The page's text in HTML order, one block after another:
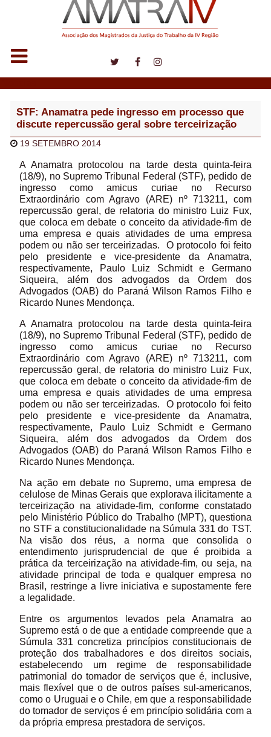
STF: Anamatra pede ingresso em processo que
discute repercussão geral sobre terceirização
19 SETEMBRO 2014
A Anamatra protocolou na tarde desta quinta-feira
(18/9), no Supremo Tribunal Federal (STF), pedido de
ingresso como amicus curiae no Recurso
Extraordinário com Agravo (ARE) nº 713211, com
repercussão geral, de relatoria do ministro Luiz Fux,
que coloca em debate o conceito da atividade-fim de
uma empresa e quais atividades de uma empresa
podem ou não ser terceirizadas. O protocolo foi feito
pelo presidente e vice-presidente da Anamatra,
respectivamente, Paulo Luiz Schmidt e Germano
Siqueira, além dos advogados da Ordem dos
Advogados (OAB) do Paraná Wilson Ramos Filho e
Ricardo Nunes Mendonça.
A Anamatra protocolou na tarde desta quinta-feira
(18/9), no Supremo Tribunal Federal (STF), pedido de
ingresso como amicus curiae no Recurso
Extraordinário com Agravo (ARE) nº 713211, com
repercussão geral, de relatoria do ministro Luiz Fux,
que coloca em debate o conceito da atividade-fim de
uma empresa e quais atividades de uma empresa
podem ou não ser terceirizadas. O protocolo foi feito
pelo presidente e vice-presidente da Anamatra,
respectivamente, Paulo Luiz Schmidt e Germano
Siqueira, além dos advogados da Ordem dos
Advogados (OAB) do Paraná Wilson Ramos Filho e
Ricardo Nunes Mendonça.
Na ação em debate no Supremo, uma empresa de
celulose de Minas Gerais que explorava ilicitamente a
terceirização na atividade-fim, conforme constatado
pelo Ministério Público do Trabalho (MPT), questiona
no STF a constitucionalidade na Súmula 331 do TST.
Na visão dos réus, a norma que consolida o
entendimento jurisprudencial de que é proibida a
prática da terceirização na atividade-fim, ou seja, na
atividade principal de toda e qualquer empresa no
Brasil, restringe a livre iniciativa e supostamente fere
a legalidade.
Entre os argumentos levados pela Anamatra ao
Supremo está o de que a entidade compreende que a
Súmula 331 concretiza princípios constitucionais de
proteção dos trabalhadores e dos direitos sociais,
estabelecendo um regime de responsabilidade
patrimonial do tomador de serviços que é, inclusive,
mais flexível que o de outros países sul-americanos,
como o Uruguai e o Chile, em que a responsabilidade
do tomador de serviços é em princípio solidária com a
da própria empresa prestadora de serviços.